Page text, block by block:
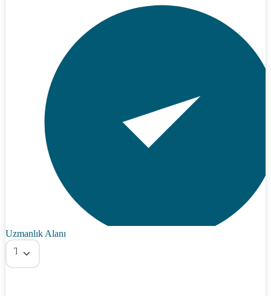
Uzmanlık Alanı
Tümü